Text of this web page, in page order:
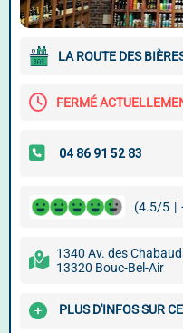
LA ROUTE DES
FERMÉ
(4.5/5 |
1340 Av. des
13320 Bouc-Bel-Air
PLUS D'INFOS SUR